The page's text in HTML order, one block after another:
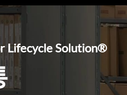
Lifecycle Solution®